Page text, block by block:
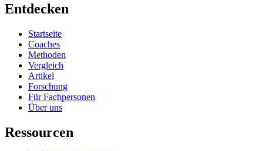
Entdecken
Startseite
Coaches
Methoden
Vergleich
Artikel
Forschung
Für Fachpersonen
Über uns
Ressourcen